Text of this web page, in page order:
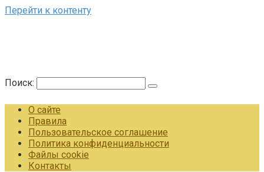
Перейти к контенту
Поиск:
О сайте
Правила
Пользовательское соглашение
Политика конфиденциальности
Файлы cookie
Контакты